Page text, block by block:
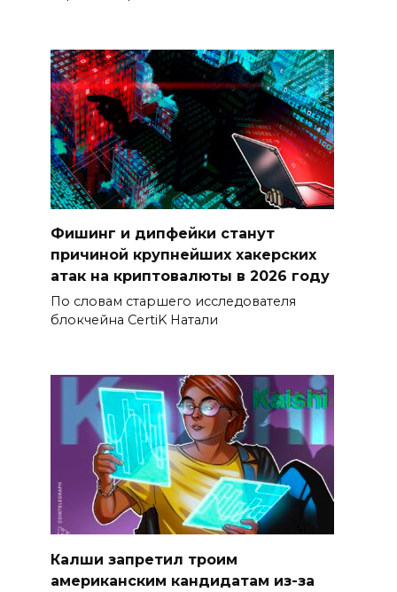
Фишинг и дипфейки станут
причиной крупнейших хакерских
атак на криптовалюты в 2026 году
По словам старшего исследователя
блокчейна CertiK Натали
Калши запретил троим
американским кандидатам из-за